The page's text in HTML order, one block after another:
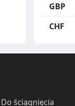
GBP
CHF
Do ściągnięcia